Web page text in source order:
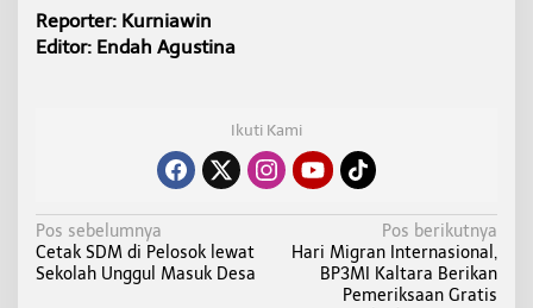
Reporter: Kurniawin
Editor: Endah Agustina
Ikuti Kami
N
a
Pos sebelumnya
Cetak SDM di Pelosok lewat
Sekolah Unggul Masuk Desa
Pos berikutnya
Hari Migran Internasional,
BP3MI Kaltara Berikan
Pemeriksaan Gratis